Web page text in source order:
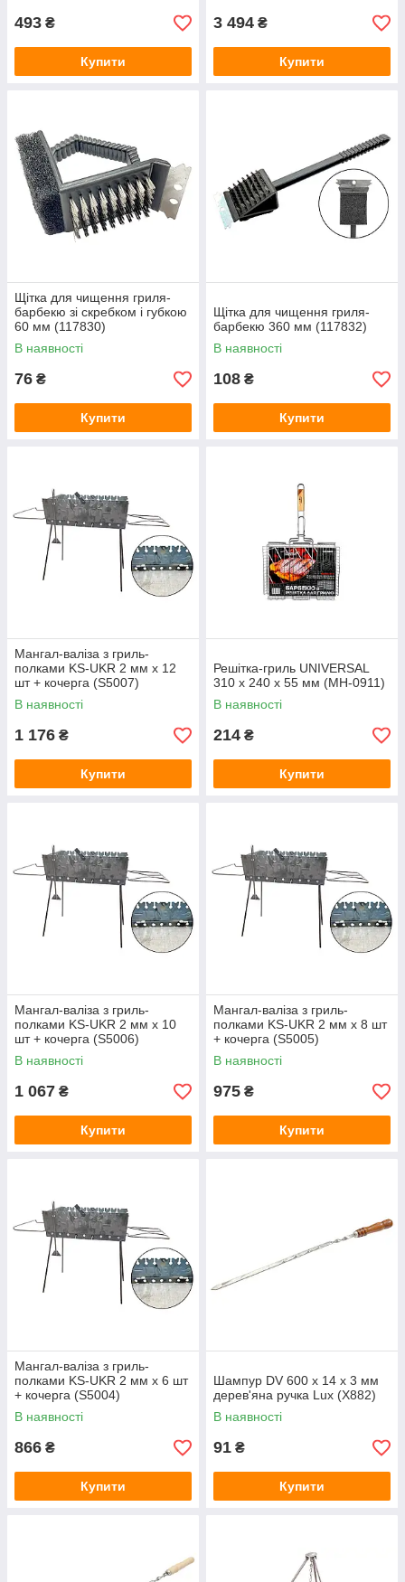
493 ₴
Купити
3 494 ₴
Купити
Щітка для чищення гриля-
барбекю зі скребком і губкою
60 мм (117830)
В наявності
76 ₴
Купити
Щітка для чищення гриля-
барбекю 360 мм (117832)
В наявності
108 ₴
Купити
Мангал-валіза з гриль-
полками KS-UKR 2 мм x 12
шт + кочерга (S5007)
В наявності
1 176 ₴
Купити
Решітка-гриль UNIVERSAL
310 х 240 х 55 мм (MH-0911)
В наявності
214 ₴
Купити
Мангал-валіза з гриль-
полками KS-UKR 2 мм x 10
шт + кочерга (S5006)
В наявності
1 067 ₴
Купити
Мангал-валіза з гриль-
полками KS-UKR 2 мм x 8 шт
+ кочерга (S5005)
В наявності
975 ₴
Купити
Мангал-валіза з гриль-
полками KS-UKR 2 мм x 6 шт
+ кочерга (S5004)
В наявності
866 ₴
Купити
Шампур DV 600 x 14 x 3 мм
дерев'яна ручка Lux (Х882)
В наявності
91 ₴
Купити